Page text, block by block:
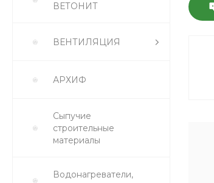
ВЕТОНИТ
ВЕНТИЛЯЦИЯ
АРХИФ
Сыпучие
строительные
материалы
Водонагреватели,